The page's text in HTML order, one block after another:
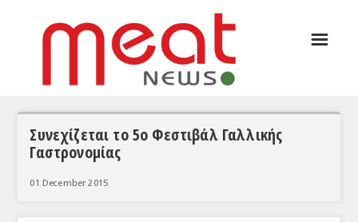
ΣΥΝΕΝΤΕΥΞΕΙΣ
ΘΕΜΑΤΑ
☰
Συνεχίζεται το 5ο Φεστιβάλ Γαλλικής
Γαστρονομίας
01 December 2015